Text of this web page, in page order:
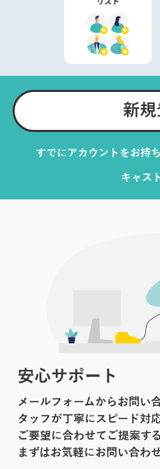
新
すでにアカウントをお持
キャス
安心サポート
メールフォームからお問い
タッフが丁寧にスピード対
ご要望に合わせてご提案す
まずはお気軽にお問い合わ